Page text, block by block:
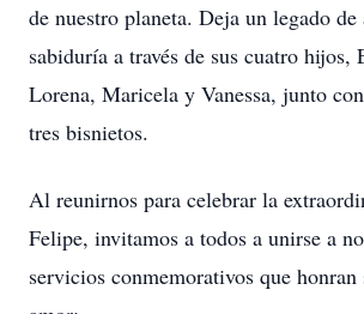
de nuestro planeta. Deja un legado
sabiduría a través de sus cuatro hijos,
Lorena, Maricela y Vanessa, junto
tres bisnietos.
Al reunirnos para celebrar la
Felipe, invitamos a todos a unirse a
servicios conmemorativos que